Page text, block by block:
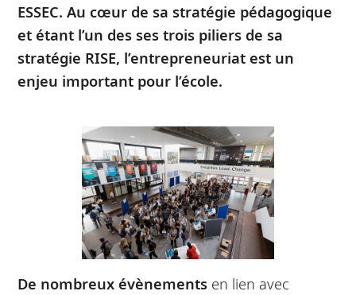
ESSEC. Au cœur de sa stratégie pédagogique
et étant l’un des ses trois piliers de sa
stratégie RISE, l’entrepreneuriat est un
enjeu important pour l’école.
De nombreux évènements en lien avec